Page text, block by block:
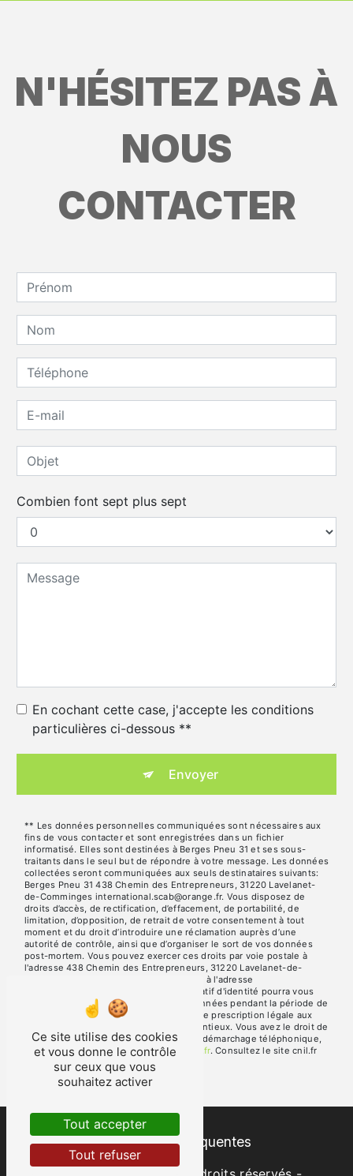
N'HÉSITEZ PAS À
NOUS
CONTACTER
Combien font sept plus sept
En cochant cette case, j'accepte les conditions
particulières ci-dessous **
Envoyer
** Les données personnelles communiquées sont nécessaires aux
fins de vous contacter et sont enregistrées dans un fichier
informatisé. Elles sont destinées à Berges Pneu 31 et ses sous-
traitants dans le seul but de répondre à votre message. Les données
collectées seront communiquées aux seuls destinataires suivants:
Berges Pneu 31 438 Chemin des Entrepreneurs, 31220 Lavelanet-
de-Comminges international.scab@orange.fr. Vous disposez de
droits d’accès, de rectification, d’effacement, de portabilité, de
limitation, d’opposition, de retrait de votre consentement à tout
moment et du droit d’introduire une réclamation auprès d’une
autorité de contrôle, ainsi que d’organiser le sort de vos données
post-mortem. Vous pouvez exercer ces droits par voie postale à
l'adresse 438 Chemin des Entrepreneurs, 31220 Lavelanet-de-
Comminges ou par courrier électronique à l'adresse
international.scab@orange.fr. Un justificatif d'identité pourra vous
être demandé. Nous conservons vos données pendant la période de
prise de contact puis pendant la durée de prescription légale aux
fins probatoires et de gestion des contentieux. Vous avez le droit de
vous inscrire sur la liste d'opposition au démarchage téléphonique,
disponible à cette adresse:Bloctel.gouv.fr. Consultez le site cnil.fr
pour plus d’informations sur vos droits.
Recherches fréquentes
Ce site utilise des cookies
et vous donne le contrôle
sur ceux que vous
souhaitez activer
Tout accepter
Tout refuser